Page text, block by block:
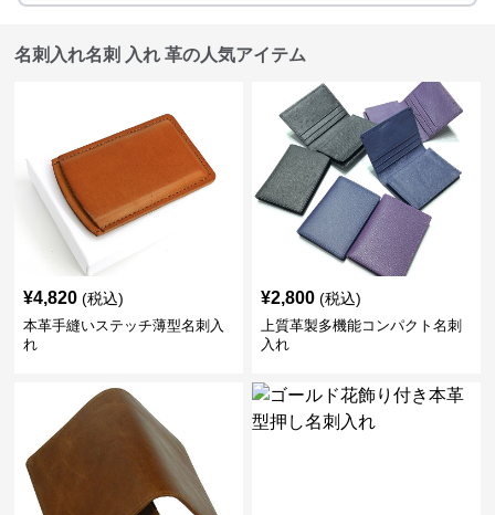
名刺入れ名刺 入れ 革の人気アイテム
¥4,820 (税込)
本革手縫いステッチ薄型名刺入
れ
¥2,800 (税込)
上質革製多機能コンパクト名刺
入れ